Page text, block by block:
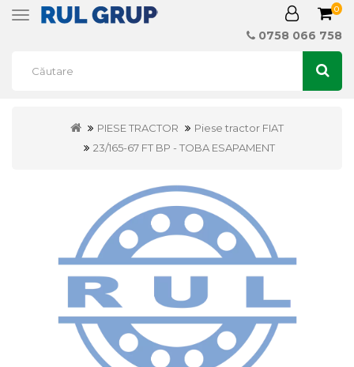
Toggle
0
0758 066 758
PIESE TRACTOR
Piese tractor FIAT
23/165-67 FT BP - TOBA ESAPAMENT